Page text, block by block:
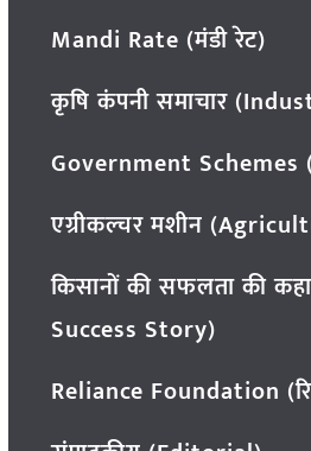
Mandi Rate (मंडी रेट)
कृषि कंपनी समाचार
Government Schemes
एग्रीकल्चर मशीन
किसानों की सफलता की
Success Story)
Reliance Foundation